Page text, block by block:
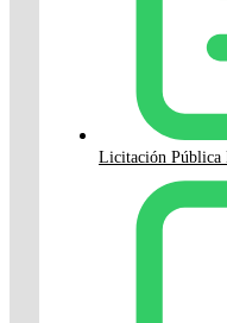
Licitación Pública